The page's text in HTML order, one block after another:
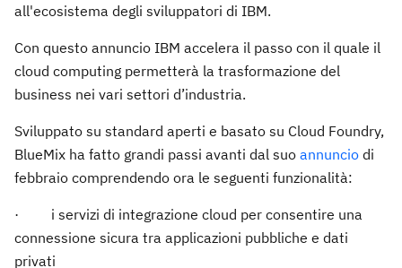
all'ecosistema degli sviluppatori di IBM.
Con questo annuncio IBM accelera il passo con il quale il
cloud computing permetterà la trasformazione del
business nei vari settori d’industria.
Sviluppato su standard aperti e basato su Cloud Foundry,
BlueMix ha fatto grandi passi avanti dal suo annuncio di
febbraio comprendendo ora le seguenti funzionalità:
· i servizi di integrazione cloud per consentire una
connessione sicura tra applicazioni pubbliche e dati
privati